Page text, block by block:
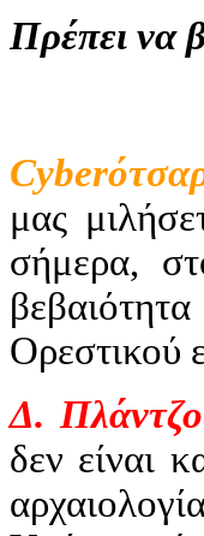
Πρέπει να
Cyber
μας
σήμερα,
Ορεστικού
Δ.
δεν είναι